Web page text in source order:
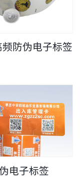
频防伪电子标签
电子标签